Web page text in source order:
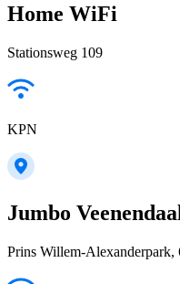
Home WiFi
Stationsweg 109
KPN
Jumbo
Prins Willem-Alexanderpark,